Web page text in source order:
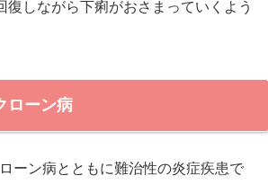
復しながら下痢がおさまっていくよう
ローン病
ーン病とともに難治性の炎症疾患で